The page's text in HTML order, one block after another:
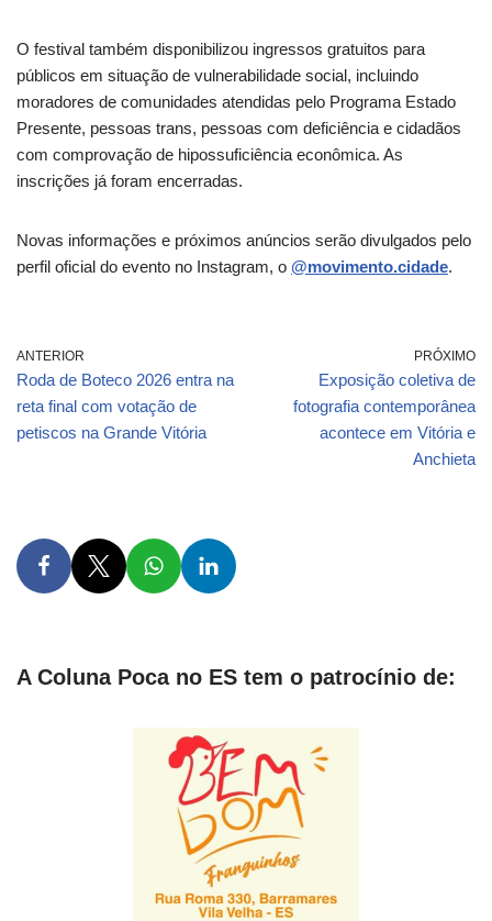
O festival também disponibilizou ingressos gratuitos para
públicos em situação de vulnerabilidade social, incluindo
moradores de comunidades atendidas pelo Programa Estado
Presente, pessoas trans, pessoas com deficiência e cidadãos
com comprovação de hipossuficiência econômica. As
inscrições já foram encerradas.
Novas informações e próximos anúncios serão divulgados pelo
perfil oficial do evento no Instagram, o @movimento.cidade.
ANTERIOR
Roda de Boteco 2026 entra na
reta final com votação de
petiscos na Grande Vitória
PRÓXIMO
Exposição coletiva de
fotografia contemporânea
acontece em Vitória e
Anchieta
A Coluna Poca no ES tem o patrocínio de: